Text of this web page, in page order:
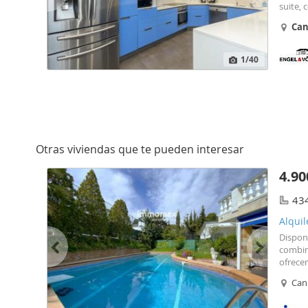
1/40
suite,
Can
Otras viviendas que te pueden interesar